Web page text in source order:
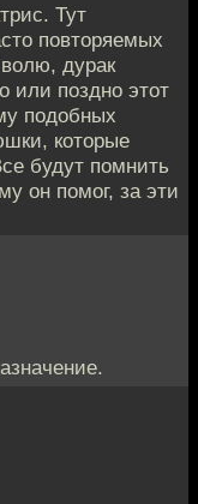
Тут
повторяемых
дурак
или поздно этот
подобных
которые
будут помнить
он помог, за эти